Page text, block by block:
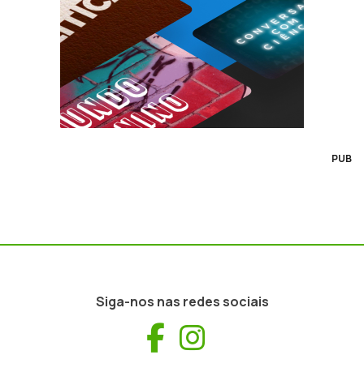
PUB
Siga-nos nas redes sociais
Facebook